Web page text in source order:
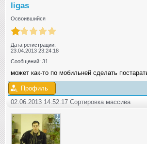
ligas
Освоившийся
Дата регистрации:
23.04.2013 23:24:18
Сообщений: 31
может как-то по мобильней сделать
Профиль
02.06.2013 14:52:17 Сортировка массива